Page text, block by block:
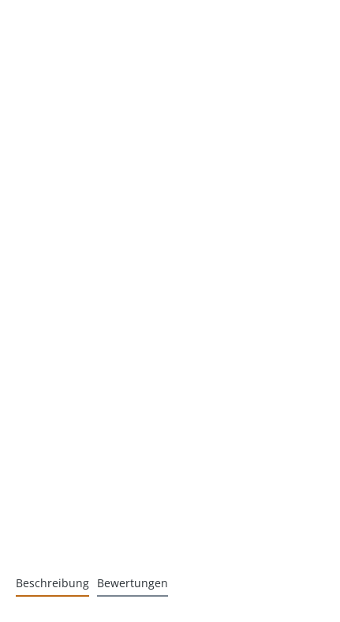
Beschreibung Bewertungen